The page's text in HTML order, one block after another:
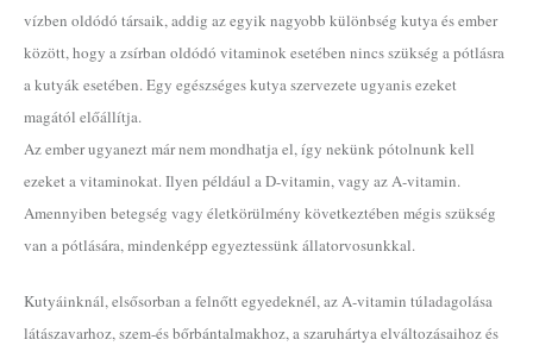
vízben oldódó társaik, addig az egyik nagyobb különbség kutya és ember
között, hogy a zsírban oldódó vitaminok esetében nincs szükség a pótlásra
a kutyák esetében. Egy egészséges kutya szervezete ugyanis ezeket
magától előállítja.
Az ember ugyanezt már nem mondhatja el, így nekünk pótolnunk kell
ezeket a vitaminokat. Ilyen például a D-vitamin, vagy az A-vitamin.
Amennyiben betegség vagy életkörülmény következtében mégis szükség
van a pótlására, mindenképp egyeztessünk állatorvosunkkal.
Kutyáinknál, elsősorban a felnőtt egyedeknél, az A-vitamin túladagolása
látászavarhoz, szem-és bőrbántalmakhoz, a szaruhártya elváltozásaihoz és